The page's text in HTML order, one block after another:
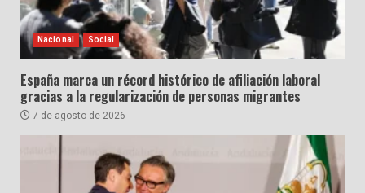
Nacional Social
España marca un récord histórico de afiliación laboral
gracias a la regularización de personas migrantes
7 de agosto de 2026